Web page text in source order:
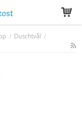
/ Duschtvål /